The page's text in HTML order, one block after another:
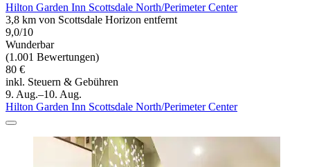
Hilton Garden Inn Scottsdale North/Perimeter Center
3,8 km von Scottsdale Horizon entfernt
9,0/10
Wunderbar
(1.001 Bewertungen)
80 €
inkl. Steuern & Gebühren
9. Aug.–10. Aug.
Hilton Garden Inn Scottsdale North/Perimeter Center